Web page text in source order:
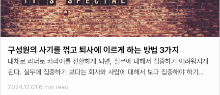
구성원의 사기를 꺾고 퇴사에 이르게 하는 방법 3가지
대체로 리더로 커리어를 전환하게 되면, 실무에 대해서 집중하기 어려워지게
된다. 실무에 집중하기 보다는 회사와 사람에 대해서 보다 집중해야 하기
2024.12.01·6 min read